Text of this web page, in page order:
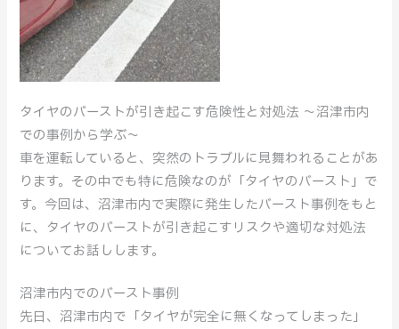
タイヤのバーストが引き起こす危険性と対処法 ～沼津市内
での事例から学ぶ～
車を運転していると、突然のトラブルに見舞われることがあ
ります。その中でも特に危険なのが「タイヤのバースト」で
す。今回は、沼津市内で実際に発生したバースト事例をもと
に、タイヤのバーストが引き起こすリスクや適切な対処法
についてお話しします。
沼津市内でのバースト事例
先日、沼津市内で「タイヤが完全に無くなってしまった」